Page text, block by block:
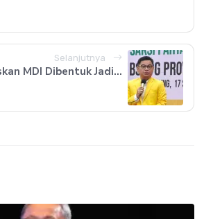
Selanjutnya
MDI Dibentuk Jadi...